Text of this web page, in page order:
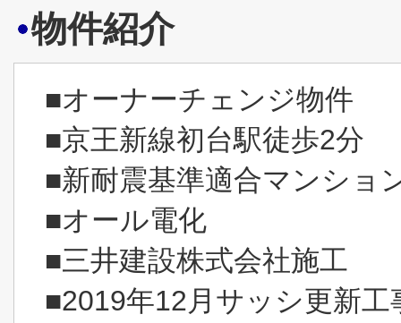
物件紹介
■オーナーチェンジ物件
■京王新線初台駅徒歩2分
■新耐震基準適合マンショ
■オール電化
■三井建設株式会社施工
■2019年12月サッシ更新工